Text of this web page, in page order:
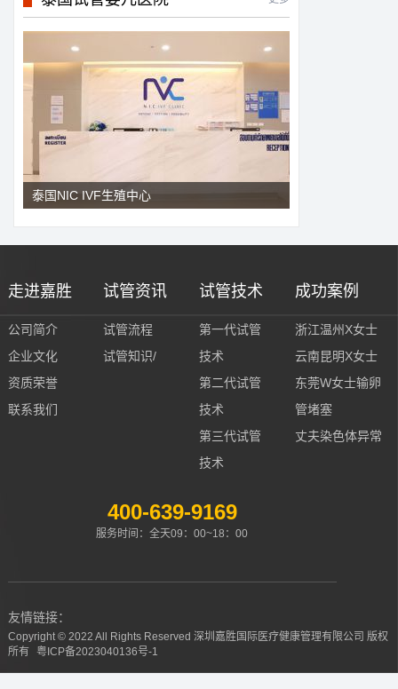
泰国NIC IVF生殖中心
走进嘉胜
公司简介
企业文化
资质荣誉
联系我们
试管资讯
试管流程
试管知识/
试管技术
第一代试管
技术
第二代试管
技术
第三代试管
技术
成功案例
浙江温州X女士
云南昆明X女士
东莞W女士输卵
管堵塞
丈夫染色体异常
400-639-9169
服务时间：全天09：00~18：00
友情链接：
Copyright © 2022 All Rights Reserved 深圳嘉胜国际医疗健康管理有限公司 版权
所有 粤ICP备2023040136号-1